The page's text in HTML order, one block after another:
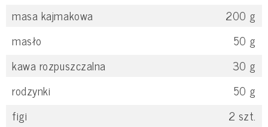
masa kajmakowa
200 g
masło
50 g
kawa rozpuszczalna
30 g
rodzynki
50 g
figi
2 szt.